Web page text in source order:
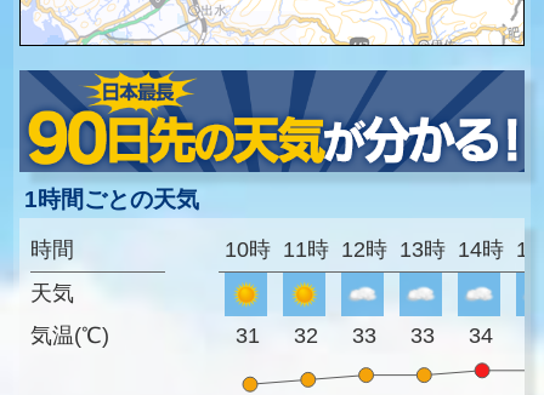
1時間ごとの天気
時間
天気
気温(℃)
10時 11時 12時 13時 14時
31 32 33 33 34